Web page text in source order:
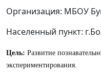
Организация: МБОУ
Населенный пункт:
Цель: Развитие
экспериментирования.